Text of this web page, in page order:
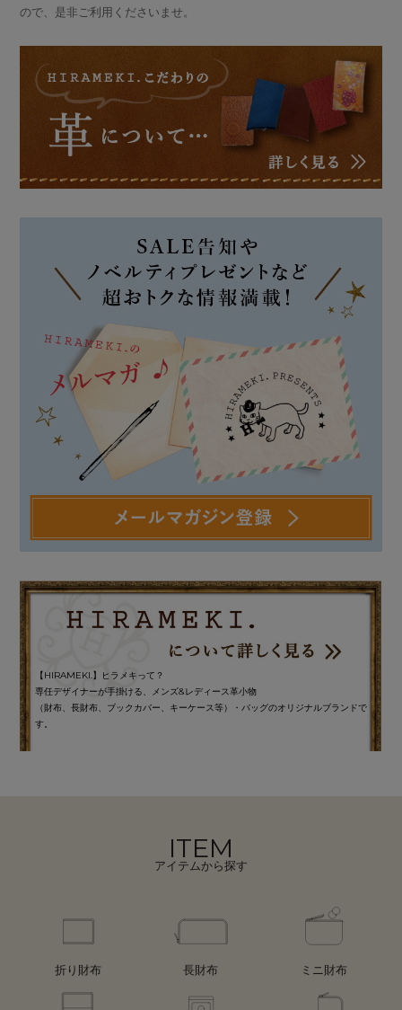
ので、是非ご利用くださいませ。
【HIRAMEKI.】ヒラメキって？
専任デザイナーが手掛ける、メンズ&レディース革小物
（財布、長財布、ブックカバー、キーケース等）・バッグのオリジナルブランドで
す。
ITEM
アイテムから探す
折り財布 長財布 ミニ財布